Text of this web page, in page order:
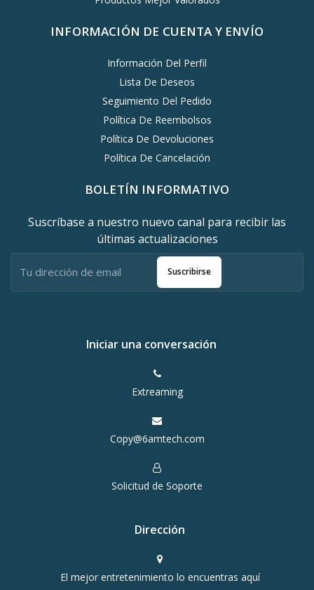
INFORMACIÓN DE CUENTA Y ENVÍO
Información Del Perfil
Lista De Deseos
Seguimiento Del Pedido
Política De Reembolsos
Política De Devoluciones
Política De Cancelación
BOLETÍN INFORMATIVO
Suscríbase a nuestro nuevo canal para recibir las
últimas actualizaciones
Suscribirse
Iniciar una conversación
Extreaming
Copy@6amtech.com
Solicitud de Soporte
Dirección
El mejor entretenimiento lo encuentras aquí